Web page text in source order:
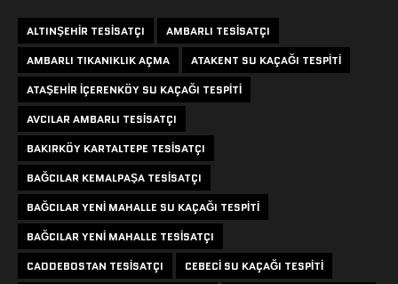
ALTINŞEHIR TESISATÇI
AMBARLI TESISATÇI
AMBARLI TIKANIKLIK AÇMA
ATAKENT SU KAÇAĞI TESPITI
ATAŞEHIR IÇERENKÖY SU KAÇAĞI TESPITI
AVCILAR AMBARLI TESISATÇI
BAKIRKÖY KARTALTEPE TESISATÇI
BAĞCILAR KEMALPAŞA TESISATÇI
BAĞCILAR YENI MAHALLE SU KAÇAĞI TESPITI
BAĞCILAR YENI MAHALLE TESISATÇI
CADDEBOSTAN TESISATÇI
CEBECI SU KAÇAĞI TESPITI